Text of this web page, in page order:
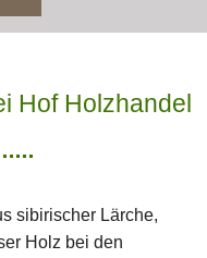
Hof Holzhandel
sibirischer Lärche,
Holz bei den